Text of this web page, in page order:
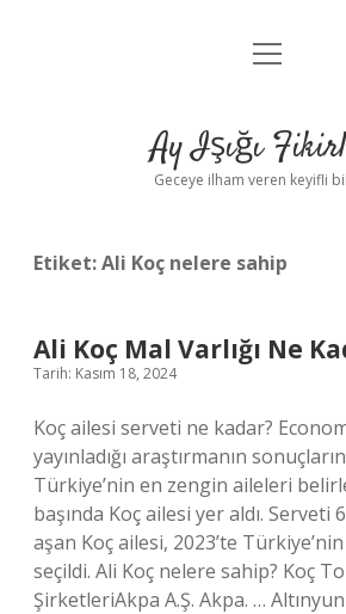
Anasayfa
Yasal Uyarı
menüyü
Ay Işığı
Geceye ilham veren keyifli
Etiket:Ali Koç nelere sahip
Ali Koç Mal Varlığı Ne
Tarih: Kasım 18, 2024
Koç ailesi serveti ne kadar?
yayınladığı araştırmanın
Türkiye’nin en zengin aileleri
başında Koç ailesi yer aldı. Serveti
aşan Koç ailesi, 2023’te
seçildi. Ali Koç nelere sahip? Koç
ŞirketleriAkpa A.Ş. Akpa. …